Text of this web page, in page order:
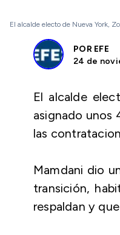
El alcalde electo de Nueva York,
POR EFE
24 de
El alcalde
asignado unos
las
Mamdani dio
transición,
respaldan y